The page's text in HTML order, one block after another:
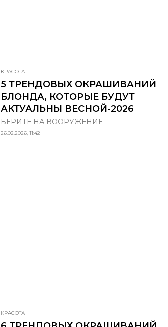
КРАСОТА
5 ТРЕНДОВЫХ ОКРАШИВАНИЙ
БЛОНДА, КОТОРЫЕ БУДУТ
АКТУАЛЬНЫ ВЕСНОЙ-2026
БЕРИТЕ НА ВООРУЖЕНИЕ
26.02.2026, 11:42
КРАСОТА